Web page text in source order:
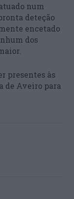
num
deteção
encetado
dos
presentes às
de Aveiro para